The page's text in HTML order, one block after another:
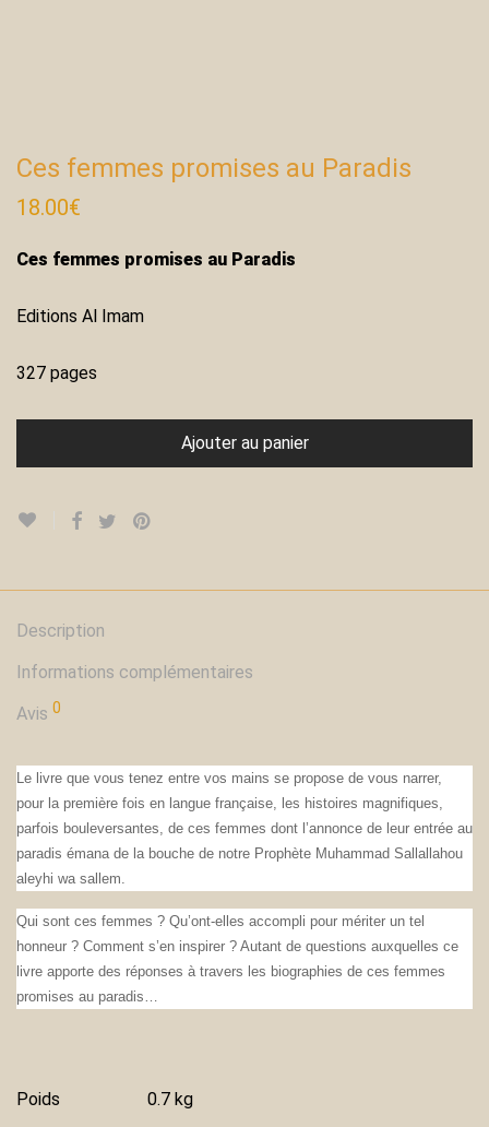
Ces femmes promises au Paradis
18.00€
Ces femmes promises au Paradis
Editions Al Imam
327 pages
Ajouter au panier
Description
Informations complémentaires
Avis 0
Le livre que vous tenez entre vos mains se propose de vous narrer,
pour la première fois en langue française, les histoires magnifiques,
parfois bouleversantes, de ces femmes dont l’annonce de leur entrée au
paradis émana de la bouche de notre Prophète Muhammad Sallallahou
aleyhi wa sallem.
Qui sont ces femmes ? Qu’ont-elles accompli pour mériter un tel
honneur ? Comment s’en inspirer ? Autant de questions auxquelles ce
livre apporte des réponses à travers les biographies de ces femmes
promises au paradis…
Poids 0.7 kg